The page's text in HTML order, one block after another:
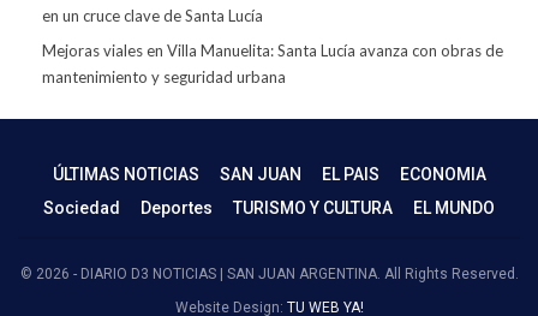
en un cruce clave de Santa Lucía
Mejoras viales en Villa Manuelita: Santa Lucía avanza con obras de
mantenimiento y seguridad urbana
ÚLTIMAS NOTICIAS SAN JUAN EL PAIS
ECONOMIA
Sociedad
Deportes TURISMO Y CULTURA EL MUNDO
© 2026 - DIARIO D3 NOTICIAS | SAN JUAN ARGENTINA. All Rights Reserved.
Website Design: TU WEB YA!